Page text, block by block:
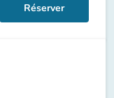
Réserver